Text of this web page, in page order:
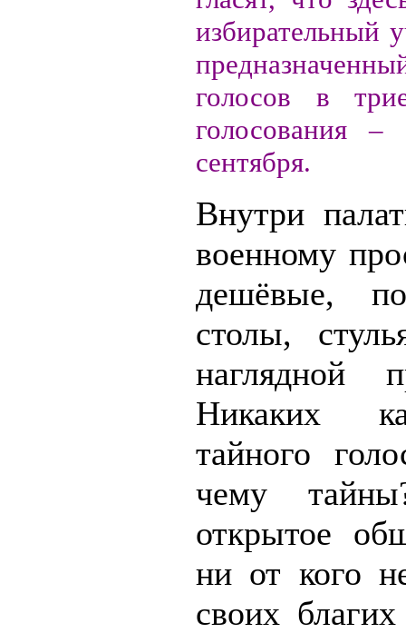
избирательный
голосов в
голосования
сентября.
Внутри
военному
дешёвые,
столы,
наглядной
Никаких
тайного
чему
открытое
ни от кого
своих